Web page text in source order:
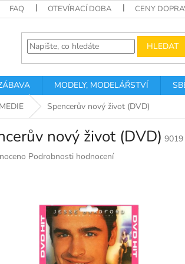
FAQ OTEVÍRACÍ DOBA CENY
HLEDAT
MODELY, MODELÁŘSTVÍ
Spencerův nový život (DVD)
nový život (DVD) 9019
Podrobnosti hodnocení